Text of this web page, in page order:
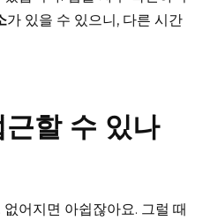
가 있을 수 있으니, 다른 시간
할 수 있나
어지면 아쉽잖아요. 그럴 때